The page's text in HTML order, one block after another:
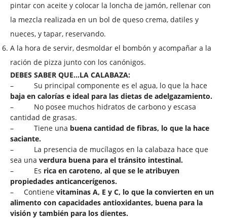
pintar con aceite y colocar la loncha de jamón, rellenar con
la mezcla realizada en un bol de queso crema, datiles y
nueces, y tapar, reservando.
A la hora de servir, desmoldar el bombón y acompañar a la
ración de pizza junto con los canónigos.
DEBES SABER QUE…LA CALABAZA:
– Su principal componente es el agua, lo que la hace
baja en calorías e ideal para las dietas de adelgazamiento.
– No posee muchos hidratos de carbono y escasa
cantidad de grasas.
– Tiene una buena cantidad de fibras, lo que la hace
saciante.
– La presencia de mucílagos en la calabaza hace que
sea una verdura buena para el tránsito intestinal.
– Es rica en caroteno, al que se le atribuyen
propiedades anticancerígenos.
– Contiene vitaminas A, E y C, lo que la convierten en un
alimento con capacidades antioxidantes, buena para la
visión y también para los dientes.